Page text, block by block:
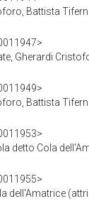
Battista
Gherardi
Battista
detto Cola
dell'Amatrice